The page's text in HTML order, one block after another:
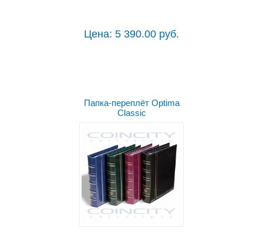
Цена: 5 390.00 руб.
Папка-переплёт Optima
Classic